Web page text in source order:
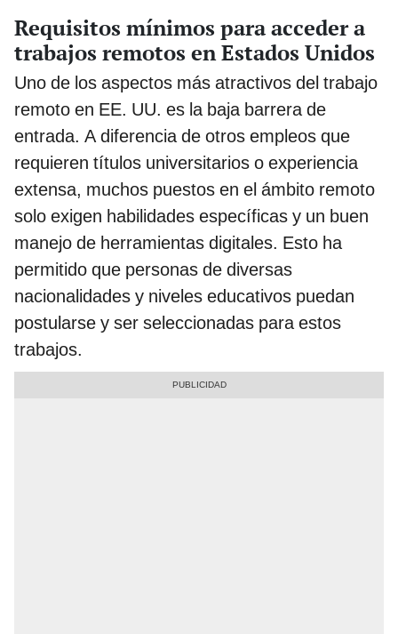
Requisitos mínimos para acceder a
trabajos remotos en Estados Unidos
Uno de los aspectos más atractivos del trabajo
remoto en EE. UU. es la baja barrera de
entrada. A diferencia de otros empleos que
requieren títulos universitarios o experiencia
extensa, muchos puestos en el ámbito remoto
solo exigen habilidades específicas y un buen
manejo de herramientas digitales. Esto ha
permitido que personas de diversas
nacionalidades y niveles educativos puedan
postularse y ser seleccionadas para estos
trabajos.